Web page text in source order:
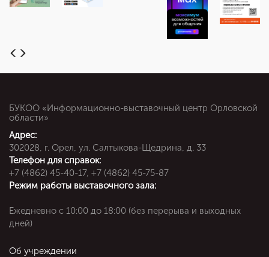
БУКОО «Информационно-выставочный центр Орловской
области»
Адрес:
302028, г. Орел, ул. Салтыкова-Щедрина, д. 33
Телефон для справок:
+7 (4862) 45-40-17, +7 (4862) 45-75-87
Режим работы выставочного зала:
Ежедневно c 10:00 до 18:00 (без перерыва и выходных
дней)
Об учреждении